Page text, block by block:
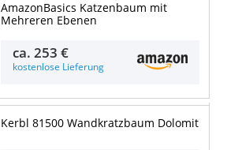
AmazonBasics Katzenbaum mit
Mehreren Ebenen
ca.253 €
kostenlose Lieferung
Kerbl 81500 Wandkratzbaum Dolomit